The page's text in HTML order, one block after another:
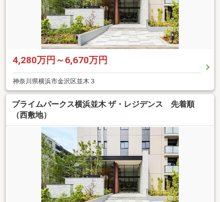
4,280万円～6,670万円
神奈川県横浜市金沢区並木３
プライムパークス横浜並木 ザ・レジデンス 先着順
（西敷地）